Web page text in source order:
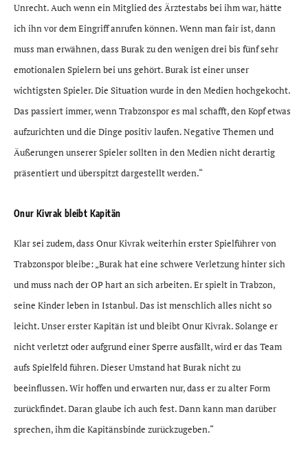
Unrecht. Auch wenn ein Mitglied des Ärztestabs bei ihm war, hätte
ich ihn vor dem Eingriff anrufen können. Wenn man fair ist, dann
muss man erwähnen, dass Burak zu den wenigen drei bis fünf sehr
emotionalen Spielern bei uns gehört. Burak ist einer unser
wichtigsten Spieler. Die Situation wurde in den Medien hochgekocht.
Das passiert immer, wenn Trabzonspor es mal schafft, den Kopf etwas
aufzurichten und die Dinge positiv laufen. Negative Themen und
Äußerungen unserer Spieler sollten in den Medien nicht derartig
präsentiert und überspitzt dargestellt werden.“
Onur Kivrak bleibt Kapitän
Klar sei zudem, dass Onur Kivrak weiterhin erster Spielführer von
Trabzonspor bleibe: „Burak hat eine schwere Verletzung hinter sich
und muss nach der OP hart an sich arbeiten. Er spielt in Trabzon,
seine Kinder leben in Istanbul. Das ist menschlich alles nicht so
leicht. Unser erster Kapitän ist und bleibt Onur Kivrak. Solange er
nicht verletzt oder aufgrund einer Sperre ausfällt, wird er das Team
aufs Spielfeld führen. Dieser Umstand hat Burak nicht zu
beeinflussen. Wir hoffen und erwarten nur, dass er zu alter Form
zurückfindet. Daran glaube ich auch fest. Dann kann man darüber
sprechen, ihm die Kapitänsbinde zurückzugeben.“